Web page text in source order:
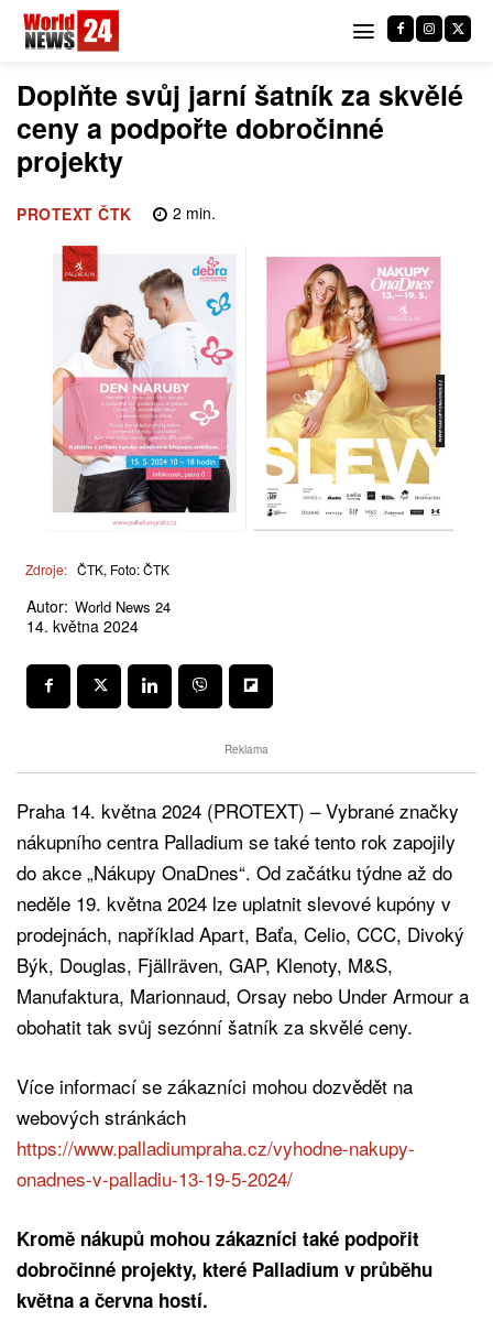
Doplňte svůj jarní šatník za skvělé
ceny a podpořte dobročinné
projekty
PROTEXT ČTK 2 min.
Zdroje: ČTK, Foto: ČTK
Autor: World News 24
14. května 2024
Reklama
Praha 14. května 2024 (PROTEXT) – Vybrané značky
nákupního centra Palladium se také tento rok zapojily
do akce „Nákupy OnaDnes“. Od začátku týdne až do
neděle 19. května 2024 lze uplatnit slevové kupóny v
prodejnách, například Apart, Baťa, Celio, CCC, Divoký
Býk, Douglas, Fjällräven, GAP, Klenoty, M&S,
Manufaktura, Marionnaud, Orsay nebo Under Armour a
obohatit tak svůj sezónní šatník za skvělé ceny.
Více informací se zákazníci mohou dozvědět na
webových stránkách
https://www.palladiumpraha.cz/vyhodne-nakupy-
onadnes-v-palladiu-13-19-5-2024/
Kromě nákupů mohou zákazníci také podpořit
dobročinné projekty, které Palladium v průběhu
května a června hostí.